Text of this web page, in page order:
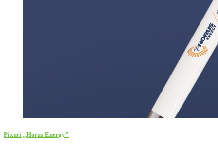
Pixuri „Horus Energy”